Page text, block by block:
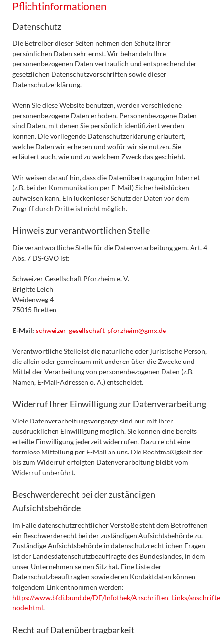
Pflichtinformationen
Datenschutz
Die Betreiber dieser Seiten nehmen den Schutz Ihrer
persönlichen Daten sehr ernst. Wir behandeln Ihre
personenbezogenen Daten vertraulich und entsprechend der
gesetzlichen Datenschutzvorschriften sowie dieser
Datenschutzerklärung.
Wenn Sie diese Website benutzen, werden verschiedene
personenbezogene Daten erhoben. Personenbezogene Daten
sind Daten, mit denen Sie persönlich identifiziert werden
können. Die vorliegende Datenschutzerklärung erläutert,
welche Daten wir erheben und wofür wir sie nutzen. Sie
erläutert auch, wie und zu welchem Zweck das geschieht.
Wir weisen darauf hin, dass die Datenübertragung im Internet
(z.B. bei der Kommunikation per E-Mail) Sicherheitslücken
aufweisen kann. Ein lückenloser Schutz der Daten vor dem
Zugriff durch Dritte ist nicht möglich.
Hinweis zur verantwortlichen Stelle
Die verantwortliche Stelle für die Datenverarbeitung gem. Art. 4
Abs. 7 DS-GVO ist:
Schweizer Gesellschaft Pforzheim e. V.
Brigitte Leich
Weidenweg 4
75015 Bretten
E-Mail: schweizer-gesellschaft-pforzheim@gmx.de
Verantwortliche Stelle ist die natürliche oder juristische Person,
die allein oder gemeinsam mit anderen über die Zwecke und
Mittel der Verarbeitung von personenbezogenen Daten (z.B.
Namen, E-Mail-Adressen o. Ä.) entscheidet.
Widerruf Ihrer Einwilligung zur Datenverarbeitung
Viele Datenverarbeitungsvorgänge sind nur mit Ihrer
ausdrücklichen Einwilligung möglich. Sie können eine bereits
erteilte Einwilligung jederzeit widerrufen. Dazu reicht eine
formlose Mitteilung per E-Mail an uns. Die Rechtmäßigkeit der
bis zum Widerruf erfolgten Datenverarbeitung bleibt vom
Widerruf unberührt.
Beschwerderecht bei der zuständigen
Aufsichtsbehörde
Im Falle datenschutzrechtlicher Verstöße steht dem Betroffenen
ein Beschwerderecht bei der zuständigen Aufsichtsbehörde zu.
Zuständige Aufsichtsbehörde in datenschutzrechtlichen Fragen
ist der Landesdatenschutzbeauftragte des Bundeslandes, in dem
unser Unternehmen seinen Sitz hat. Eine Liste der
Datenschutzbeauftragten sowie deren Kontaktdaten können
folgendem Link entnommen werden:
https://www.bfdi.bund.de/DE/Infothek/Anschriften_Links/
node.html.
Recht auf Datenübertragbarkeit